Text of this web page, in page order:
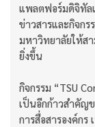
แพลตฟอร์มดิจิทัล
ข่าวสารและกิจกร
มหาวิทยาลัยให้ส
ยิ่งขึ้น
กิจกรรม “TSU
เป็นอีกก้าวสำคัญ
การสื่อสารองค์กร